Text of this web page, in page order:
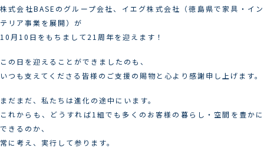
株式会社BASEのグループ会社、イエグ株式会社（徳島県で家具・イン
テリア事業を展開）が
10月10日をもちまして21周年を迎えます！
この日を迎えることができましたのも、
いつも支えてくださる皆様のご支援の賜物と心より感謝申し上げます。
まだまだ、私たちは進化の途中にいます。
これからも、どうすれば1組でも多くのお客様の暮らし・空間を豊かに
できるのか、
常に考え、実行して参ります。